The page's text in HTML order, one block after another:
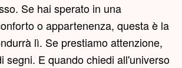
Se hai sperato in una
o appartenenza, questa è la
lì. Se prestiamo attenzione,
segni. E quando chiedi all'universo